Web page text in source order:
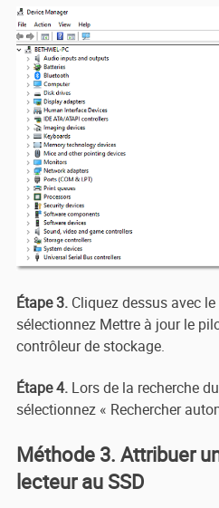
Étape 3.Cliquez dessus avec
sélectionnez Mettre à jour le
contrôleur de stockage.
Étape 4.Lors de la recherche
sélectionnez « Rechercher
Méthode 3. Attribuer
lecteur au SSD